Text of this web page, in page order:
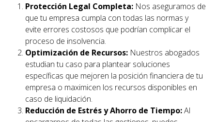
Protección Legal Completa: Nos aseguramos de
que tu empresa cumpla con todas las normas y
evite errores costosos que podrían complicar el
proceso de insolvencia.
Optimización de Recursos: Nuestros abogados
estudian tu caso para plantear soluciones
específicas que mejoren la posición financiera de tu
empresa o maximicen los recursos disponibles en
caso de liquidación.
Reducción de Estrés y Ahorro de Tiempo:Al